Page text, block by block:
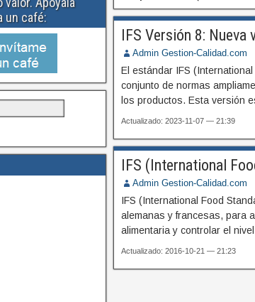
IFS Versión 8: Nueva
Admin Gestion-Calidad.com
El estándar IFS
conjunto de normas
los productos. Esta versión
Actualizado: 2023-11-07 — 21:39
IFS (International
Admin Gestion-Calidad.com
IFS (International Food
alemanas y francesas, para
alimentaria y controlar el
Actualizado: 2016-10-21 — 21:23
un café: